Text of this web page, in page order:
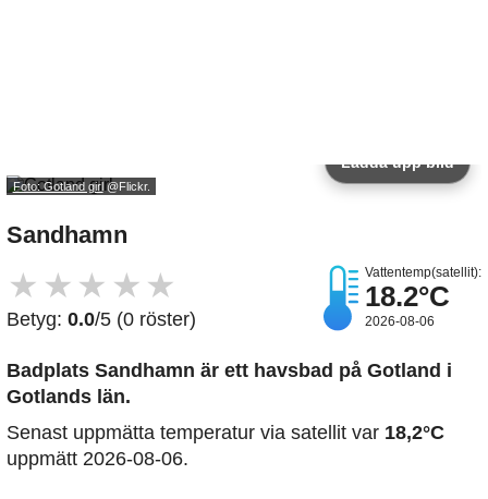
Foto: Gotland girl@Flickr.
Ladda upp bild
Sandhamn
★ ★ ★ ★ ★
Betyg: 0.0/5 (0 röster)
Vattentemp(satellit):
18.2°C
2026-08-06
Badplats Sandhamn är ett havsbad på Gotland i
Gotlands län.
Senast uppmätta temperatur via satellit var 18,2°C
uppmätt 2026-08-06.